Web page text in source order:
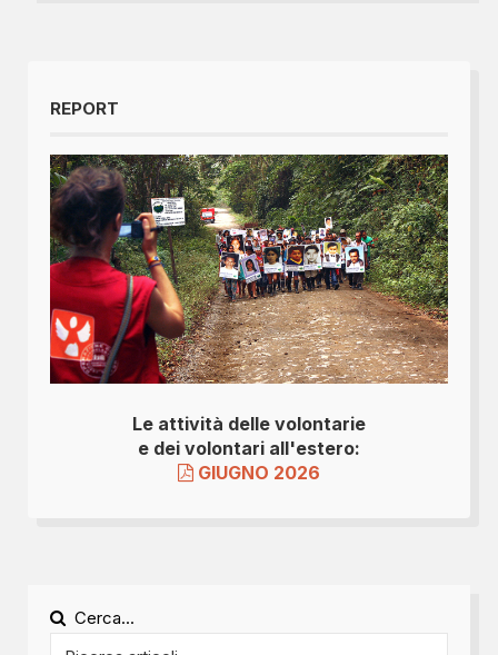
REPORT
Le attività delle volontarie
e dei volontari all'estero:
GIUGNO 2026
Cerca...